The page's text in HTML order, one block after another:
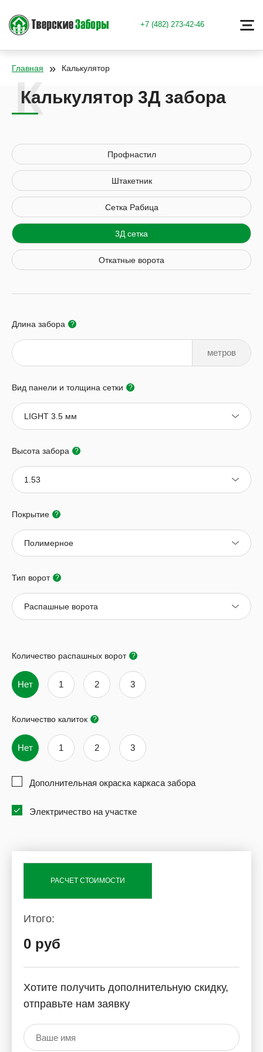
+7 (482) 273-42-46
Главная » Калькулятор
Калькулятор 3Д забора
Профнастил
Штакетник
Сетка Рабица
3Д сетка
Откатные ворота
Длина забора ?
метров
Вид панели и толщина сетки ?
LIGHT 3.5 мм
Высота забора ?
1.53
Покрытие ?
Полимерное
Тип ворот ?
Распашные ворота
Количество распашных ворот ?
Нет 1 2 3
Количество калиток ?
Нет 1 2 3
Дополнительная окраска каркаса забора
Электричество на участке
РАСЧЕТ СТОИМОСТИ
Итого:
0 руб
Хотите получить дополнительную скидку,
отправьте нам заявку